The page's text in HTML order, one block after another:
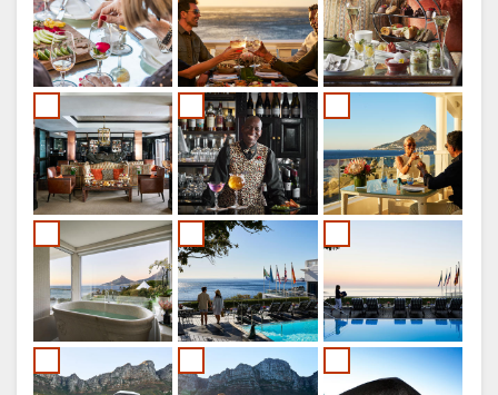
NORWEGIAN
PORTOGHESE
SWEDISH
DANISH
CHINESE
(SIMPLIFIED)
INGLESE